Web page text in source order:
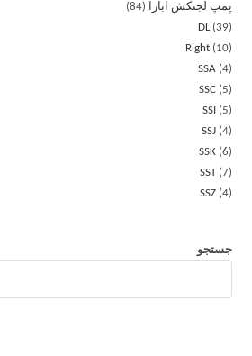
پمپ لجنکش ابارا
84
DL 39
Right
10
SSA 4
SSC
5
SSI
5
SSJ 4
SSK 6
SST 7
SSZ 4
جستجو